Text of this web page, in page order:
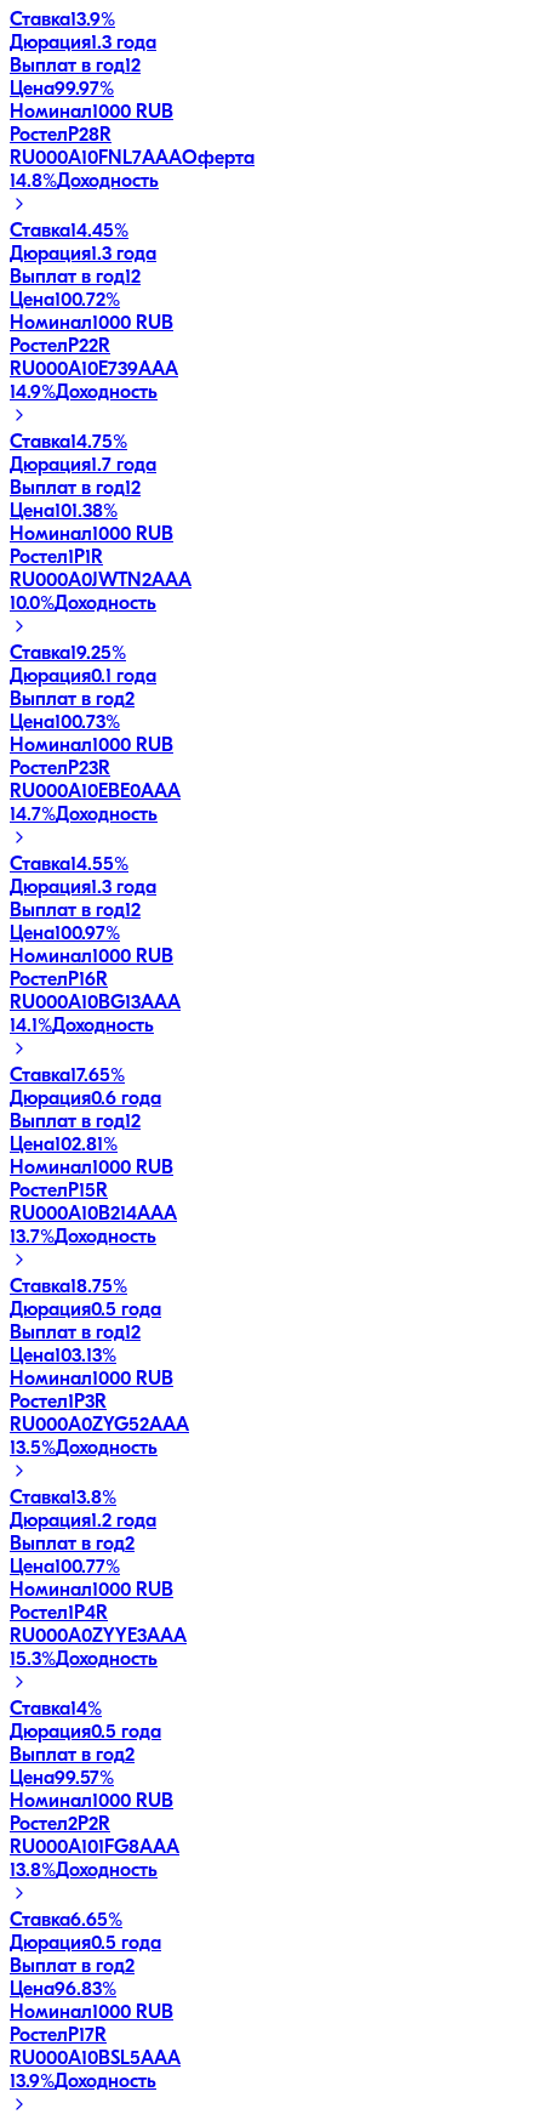
Ставка13.9%
Дюрация1.3 года
Выплат в год12
Цена99.97%
Номинал1000 RUB
РостелP28R
RU000A10FNL7AAAОферта
14.8%Доходность
Ставка14.45%
Дюрация1.3 года
Выплат в год12
Цена100.72%
Номинал1000 RUB
РостелP22R
RU000A10E739AAA
14.9%Доходность
Ставка14.75%
Дюрация1.7 года
Выплат в год12
Цена101.38%
Номинал1000 RUB
Ростел1P1R
RU000A0JWTN2AAA
10.0%Доходность
Ставка19.25%
Дюрация0.1 года
Выплат в год2
Цена100.73%
Номинал1000 RUB
РостелP23R
RU000A10EBE0AAA
14.7%Доходность
Ставка14.55%
Дюрация1.3 года
Выплат в год12
Цена100.97%
Номинал1000 RUB
РостелP16R
RU000A10BG13AAA
14.1%Доходность
Ставка17.65%
Дюрация0.6 года
Выплат в год12
Цена102.81%
Номинал1000 RUB
РостелP15R
RU000A10B214AAA
13.7%Доходность
Ставка18.75%
Дюрация0.5 года
Выплат в год12
Цена103.13%
Номинал1000 RUB
Ростел1P3R
RU000A0ZYG52AAA
13.5%Доходность
Ставка13.8%
Дюрация1.2 года
Выплат в год2
Цена100.77%
Номинал1000 RUB
Ростел1P4R
RU000A0ZYYE3AAA
15.3%Доходность
Ставка14%
Дюрация0.5 года
Выплат в год2
Цена99.57%
Номинал1000 RUB
Ростел2P2R
RU000A101FG8AAA
13.8%Доходность
Ставка6.65%
Дюрация0.5 года
Выплат в год2
Цена96.83%
Номинал1000 RUB
РостелP17R
RU000A10BSL5AAA
13.9%Доходность